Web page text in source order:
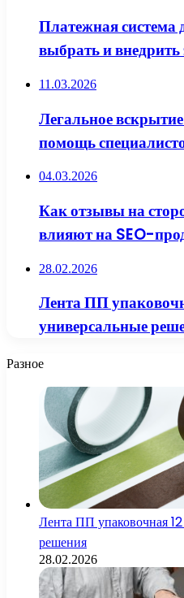
Платежная система
выбрать и
11.03.2026
Легальное вскрытие
помощь
04.03.2026
Как отзывы на
влияют на SEO-
28.02.2026
Лента ПП
универсальные
Разное
Лента ПП упаковочная
решения
28.02.2026